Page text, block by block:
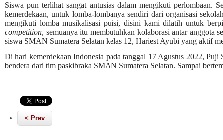
Siswa pun terlihat sangat antusias dalam mengikuti perlombaan.
kemerdekaan, untuk lomba-lombanya sendiri dari organisasi
mengikuti lomba musikalisasi puisi, disini kami dilatih untuk
competition, semuanya itu membutuhkan kolaborasi antar anggota
siswa SMAN Sumatera Selatan kelas 12, Hariest Ayubi yang aktif
Di hari kemerdekaan Indonesia pada tanggal 17 Agustus 2022,
bendera dari tim paskibraka SMAN Sumatera Selatan. Sampai
< Prev